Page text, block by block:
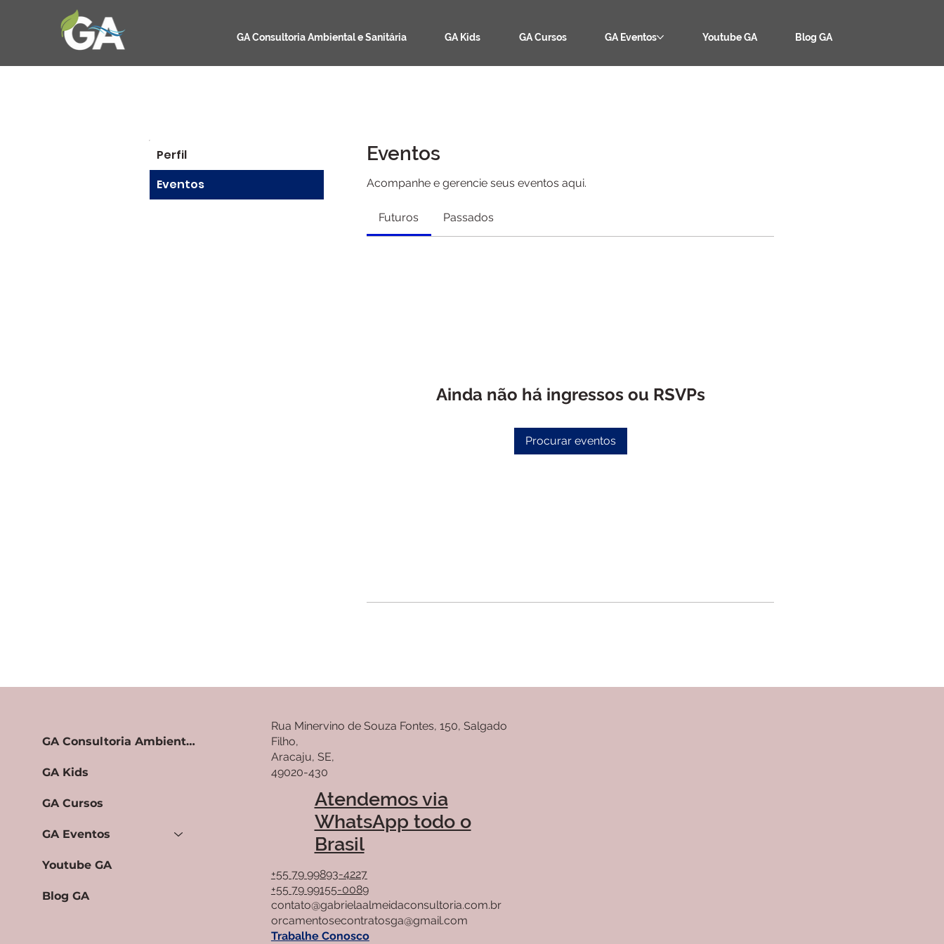
GA Consultoria Ambiental e Sanitária GA Kids GA Cursos GA Eventos Youtube GA Blog GA
Perfil
Eventos
Eventos
Acompanhe e gerencie seus eventos aqui.
Futuros Passados
Ainda não há ingressos ou RSVPs
Procurar eventos
GA Consultoria Ambiental e Sanitária
GA Kids
GA Cursos
GA Eventos
Youtube GA
Blog GA
Rua Minervino de Souza Fontes, 150, Salgado
Filho,
Aracaju, SE,
49020-430
Atendemos via
WhatsApp todo o
Brasil
+55 79 99893-4227
+55 79 99155-0089
contato@gabrielaalmeidaconsultoria.com.br
orcamentosecontratosga@gmail.com
Trabalhe Conosco